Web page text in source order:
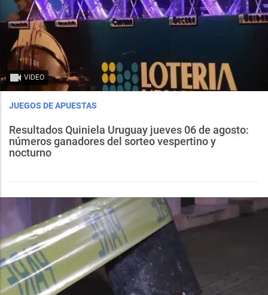
VIDEO
JUEGOS DE APUESTAS
Resultados Quiniela Uruguay jueves 06 de agosto:
números ganadores del sorteo vespertino y
nocturno